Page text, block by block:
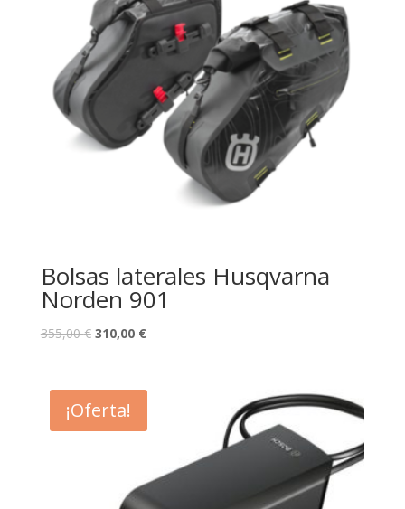
Bolsas laterales Husqvarna
Norden 901
355,00€ 310,00 €
¡Oferta!